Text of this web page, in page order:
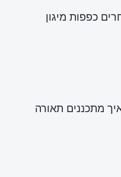
כפפות מיגון
מתכננים תאורה